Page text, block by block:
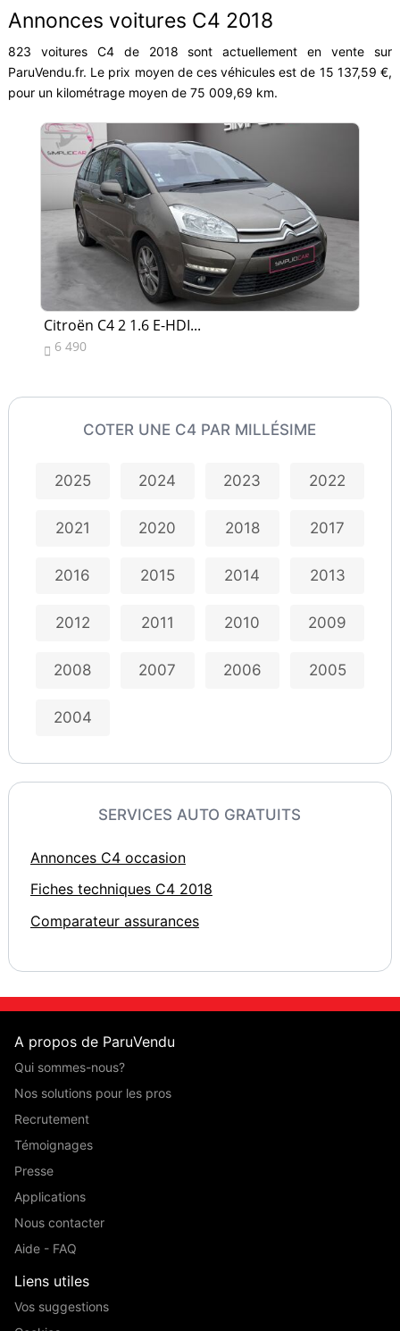
Annonces voitures C4 2018
823 voitures C4 de 2018 sont actuellement en vente sur
ParuVendu.fr. Le prix moyen de ces véhicules est de 15 137,59 €,
pour un kilométrage moyen de 75 009,69 km.
Citroën C4 2 1.6 E-HDI...
 6 490
COTER UNE C4 PAR MILLÉSIME
2025 2024 2023 2022
2021 2020 2018 2017
2016 2015 2014 2013
2012 2011 2010 2009
2008 2007 2006 2005
2004
SERVICES AUTO GRATUITS
Annonces C4 occasion
Fiches techniques C4 2018
Comparateur assurances
A propos de ParuVendu
Qui sommes-nous?
Nos solutions pour les pros
Recrutement
Témoignages
Presse
Applications
Nous contacter
Aide - FAQ
Liens utiles
Vos suggestions